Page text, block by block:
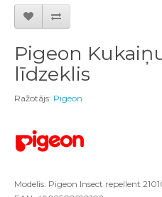
Pigeon
līdzeklis
Ražotājs: Pigeon
Modelis: Pigeon Insect repellent